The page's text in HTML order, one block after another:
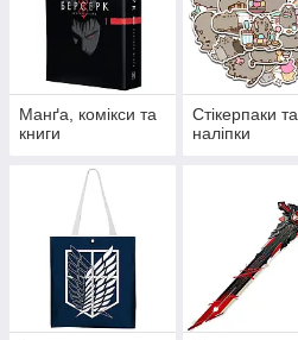
Манґа, комікси та
книги
Стікерпаки та
наліпки